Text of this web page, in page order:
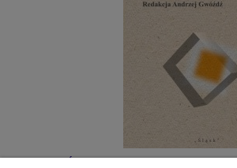
Śląskie filmoznawstwo. Z